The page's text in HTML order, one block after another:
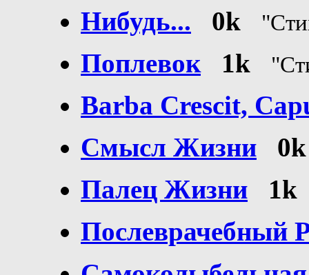
Нибудь...
0k
Поплевок 1k
Barba Crescit,
Смысл Жизни
0k
Палец Жизни
1k
Послеврачебный